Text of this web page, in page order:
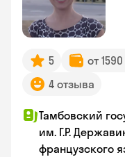
5 от
4 отзыва
Тамбовский
им. Г.Р.
французского